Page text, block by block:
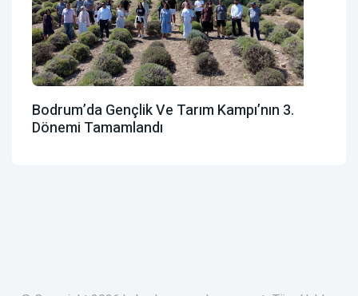
Bodrum’da Gençlik Ve Tarım Kampı’nın 3.
Dönemi Tamamlandı